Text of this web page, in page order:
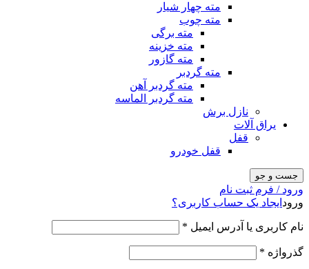
مته چهار شیار
مته چوب
مته برگی
مته خزینه
مته گازور
مته گردبر
مته گردبر آهن
مته گردبر الماسه
نازل برش
یراق آلات
قفل
قفل خودرو
جست و جو
ورود / فرم ثبت نام
ورود ایجاد یک حساب کاربری؟
نام کاربری یا آدرس ایمیل *
گذرواژه *